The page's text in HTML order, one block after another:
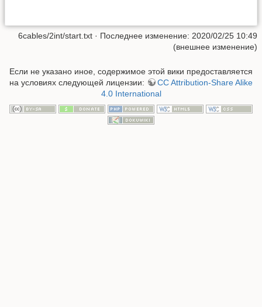
6cables/2int/start.txt · Последнее изменение: 2020/02/25 10:49
(внешнее изменение)
Если не указано иное, содержимое этой вики предоставляется
на условиях следующей лицензии:
CC Attribution-Share Alike
4.0 International